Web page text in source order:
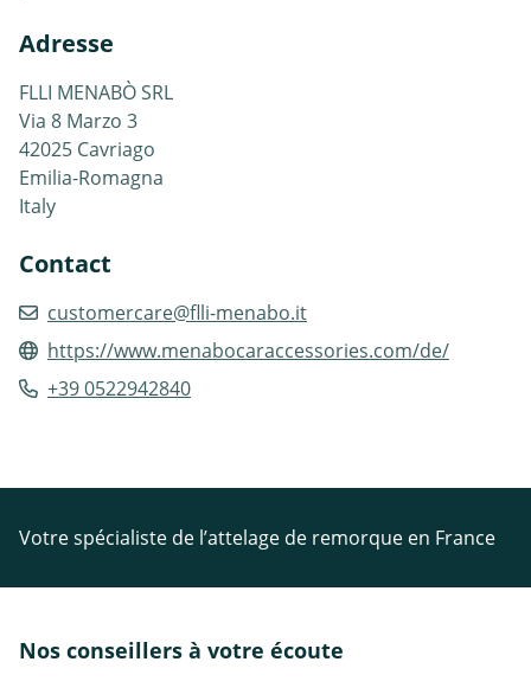
Adresse
FLLI MENABÒ SRL
Via 8 Marzo 3
42025 Cavriago
Emilia-Romagna
Italy
Contact
customercare@flli-menabo.it
https://www.menabocaraccessories.com/de/
+39 0522942840
Votre spécialiste de l’attelage de remorque en France
Nos conseillers à votre écoute